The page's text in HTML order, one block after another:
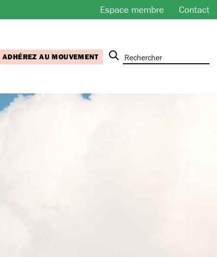
Espace membre Contact
ADHÉREZ AU MOUVEMENT